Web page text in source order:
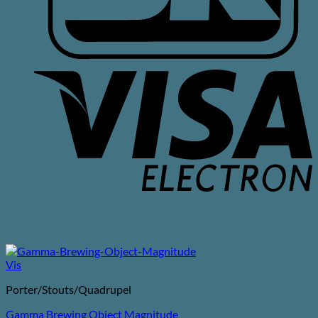
Vis
Porter/Stouts/Quadrupel
Gamma Brewing Object Magnitude